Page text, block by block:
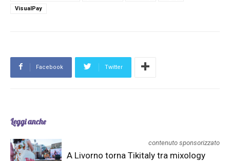
VisualPay
Facebook Twitter
Leggi anche
contenuto sponsorizzato
A Livorno torna Tikitaly tra mixology